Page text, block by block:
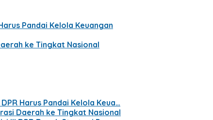
Pandai Kelola Keuangan
ke Tingkat Nasional
Harus Pandai Kelola Keua…
Daerah ke Tingkat Nasional